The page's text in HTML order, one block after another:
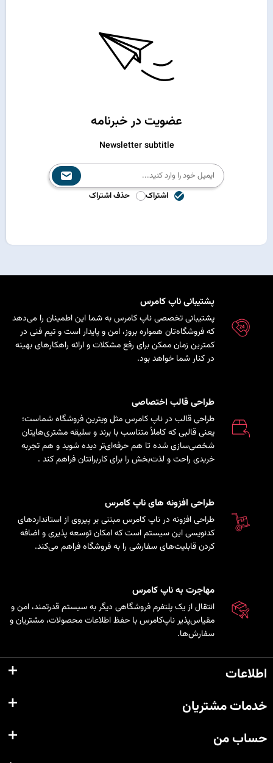
عضویت در خبرنامه
Newsletter subtitle
اشتراک حذف اشتراک
پشتیبانی ناپ کامرس
پشتیبانی تخصصی ناپ کامرس به شما این اطمینان را می‌دهد
که فروشگاه‌تان همواره بروز، امن و پایدار است و تیم فنی در
کمترین زمان ممکن برای رفع مشکلات و ارائه راهکارهای بهینه
در کنار شما خواهد بود.
طراحی قالب اختصاصی
طراحی قالب در ناپ کامرس مثل ویترین فروشگاه شماست؛
یعنی قالبی که کاملاً متناسب با برند و سلیقه مشتری‌هایتان
شخصی‌سازی شده تا هم حرفه‌ای‌تر دیده شوید و هم تجربه
خریدی راحت و لذت‌بخش را برای کاربرانتان فراهم کند .
طراحی افزونه های ناپ کامرس
طراحی افزونه در ناپ کامرس مبتنی بر پیروی از استانداردهای
کدنویسی این سیستم است که امکان توسعه پذیری و اضافه
کردن قابلیت‌های سفارشی را به فروشگاه فراهم می‌کند.
مهاجرت به ناپ کامرس
انتقال از یک پلتفرم فروشگاهی دیگر به سیستم قدرتمند، امن و
مقیاس‌پذیر ناپ‌کامرس با حفظ اطلاعات محصولات، مشتریان و
سفارش‌ها.
اطلاعات
خدمات مشتریان
حساب من